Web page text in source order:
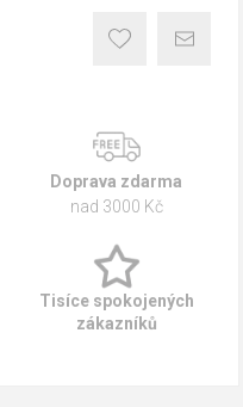
Doprava zdarma
nad 3000 Kč
Tisíce spokojených
zákazníků